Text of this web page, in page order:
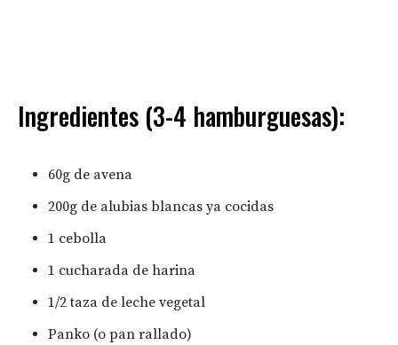
Ingredientes (3-4 hamburguesas):
60g de avena
200g de alubias blancas ya cocidas
1 cebolla
1 cucharada de harina
1/2 taza de leche vegetal
Panko (o pan rallado)